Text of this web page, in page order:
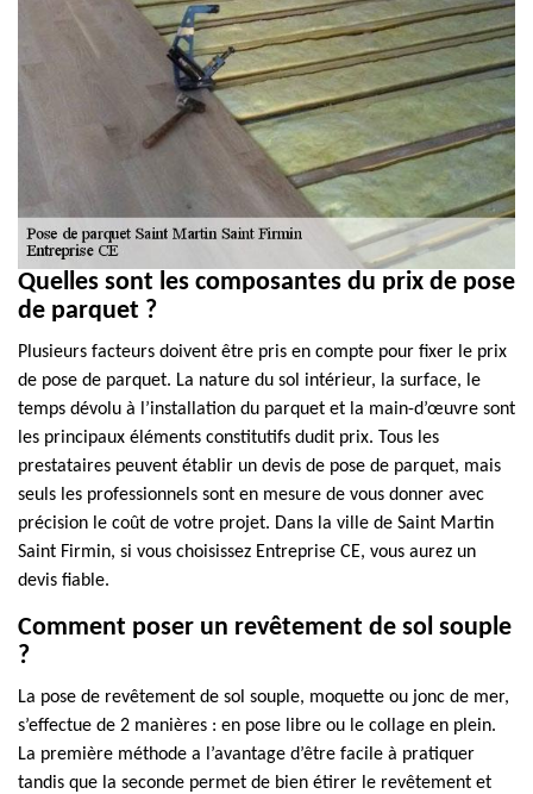
Quelles sont les composantes du prix de pose
de parquet ?
Plusieurs facteurs doivent être pris en compte pour fixer le prix
de pose de parquet. La nature du sol intérieur, la surface, le
temps dévolu à l’installation du parquet et la main-d’œuvre sont
les principaux éléments constitutifs dudit prix. Tous les
prestataires peuvent établir un devis de pose de parquet, mais
seuls les professionnels sont en mesure de vous donner avec
précision le coût de votre projet. Dans la ville de Saint Martin
Saint Firmin, si vous choisissez Entreprise CE, vous aurez un
devis fiable.
Comment poser un revêtement de sol souple
?
La pose de revêtement de sol souple, moquette ou jonc de mer,
s’effectue de 2 manières : en pose libre ou le collage en plein.
La première méthode a l’avantage d’être facile à pratiquer
tandis que la seconde permet de bien étirer le revêtement et